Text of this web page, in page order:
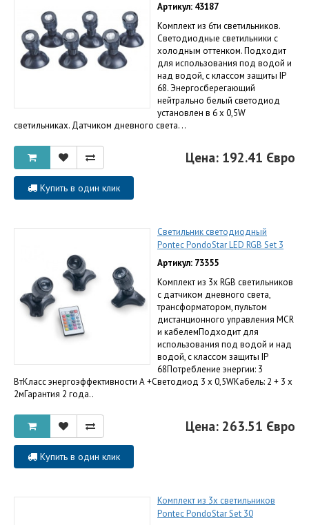
Артикул: 43187
Комплект из 6ти светильников.
Светодиодные светильники с
холодным оттенком. Подходит
для использования под водой и
над водой, с классом защиты IP
68. Энергосберегающий
нейтрально белый светодиод
установлен в 6 х 0,5W
светильниках. Датчиком дневного света. ..
Цена: 192.41 Євро
Купить в один клик
Светильник светодиодный
Pontec PondoStar LED RGB Set 3
Артикул: 73355
Комплект из 3х RGB светильников
c датчиком дневного света,
трансформатором, пультом
дистанционного управления MCR
и кабелемПодходит для
использования под водой и над
водой, с классом защиты IP
68Потребление энергии: 3
ВтКласс энергоэффективности А +Светодиод 3 х 0,5WКабель: 2 + 3 х
2мГарантия 2 года..
Цена: 263.51 Євро
Купить в один клик
Комплект из 3х светильников
Pontec PondoStar Set 30